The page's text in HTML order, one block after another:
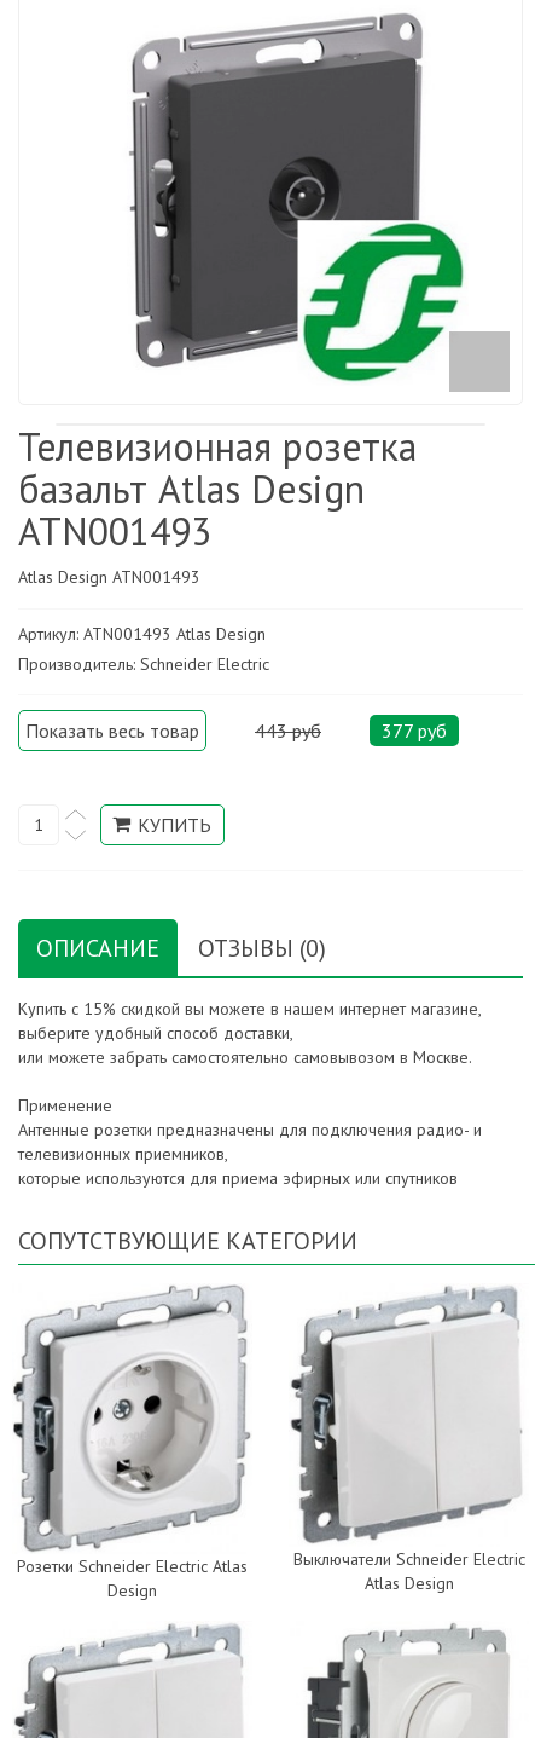
Телевизионная розетка
базальт Atlas Design
ATN001493
Atlas Design ATN001493
Артикул: ATN001493 Atlas Design
Производитель: Schneider Electric
Показать весь товар 443 руб 377 руб
ОПИСАНИЕ ОТЗЫВЫ (0)
Купить с 15% скидкой вы можете в нашем интернет магазине,
выберите удобный способ доставки,
или можете забрать самостоятельно самовывозом в Москве.
Применение
Антенные розетки предназначены для подключения радио- и
телевизионных приемников,
которые используются для приема эфирных или спутников
СОПУТСТВУЮЩИЕ КАТЕГОРИИ
Розетки Schneider Electric Atlas
Design
Выключатели Schneider Electric
Atlas Design